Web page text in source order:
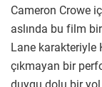
Cameron Crowe
aslında bu film
Lane karakteriyle
çıkmayan bir